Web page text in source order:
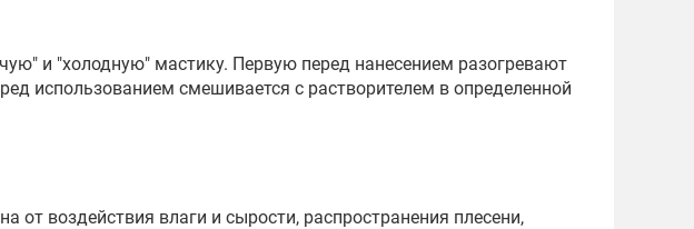
и "холодную" мастику. Первую перед нанесением разогревают
использованием смешивается с растворителем в определенной
от воздействия влаги и сырости, распространения плесени,